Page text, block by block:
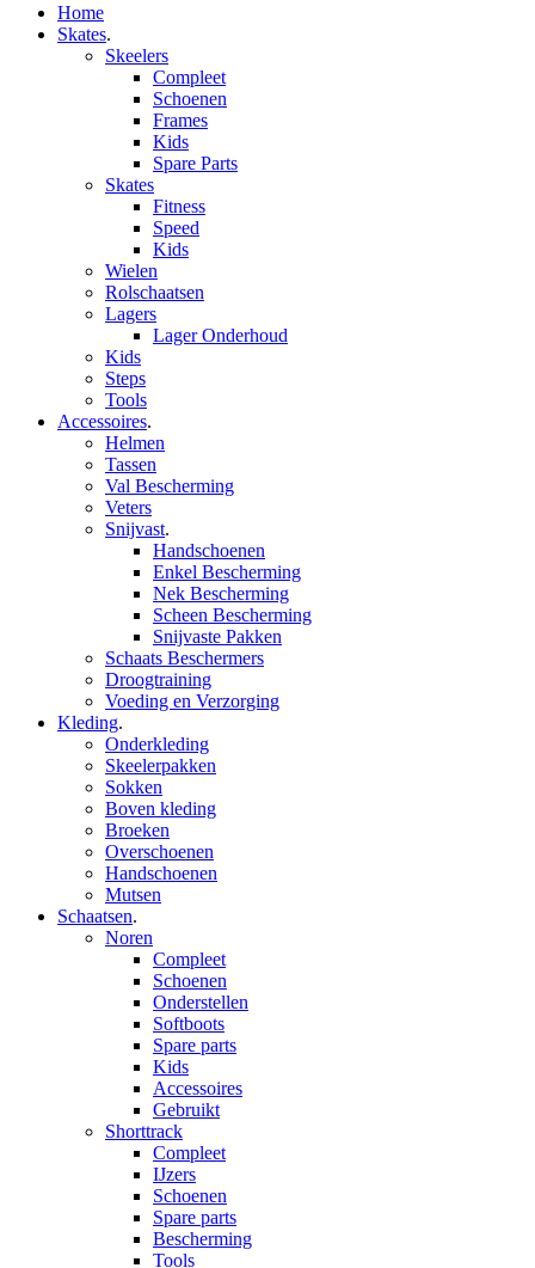
Home
Skates.
Skeelers
Compleet
Schoenen
Frames
Kids
Spare Parts
Skates
Fitness
Speed
Kids
Wielen
Rolschaatsen
Lagers
Lager Onderhoud
Kids
Steps
Tools
Accessoires.
Helmen
Tassen
Val Bescherming
Veters
Snijvast.
Handschoenen
Enkel Bescherming
Nek Bescherming
Scheen Bescherming
Snijvaste Pakken
Schaats Beschermers
Droogtraining
Voeding en Verzorging
Kleding.
Onderkleding
Skeelerpakken
Sokken
Boven kleding
Broeken
Overschoenen
Handschoenen
Mutsen
Schaatsen.
Noren
Compleet
Schoenen
Onderstellen
Softboots
Spare parts
Kids
Accessoires
Gebruikt
Shorttrack
Compleet
IJzers
Schoenen
Spare parts
Bescherming
Tools